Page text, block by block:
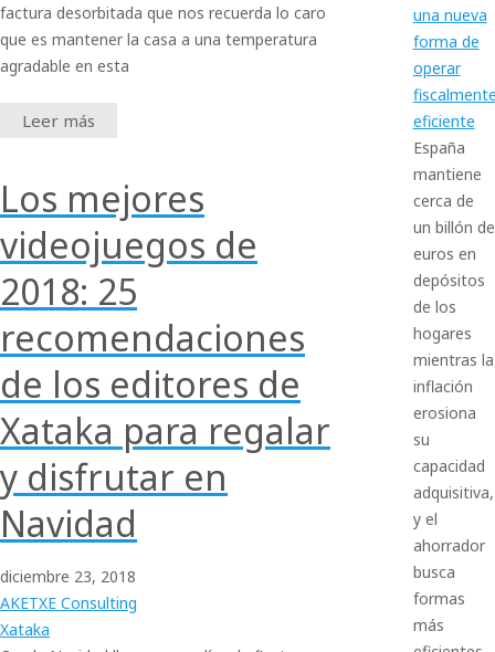
factura desorbitada que nos recuerda lo caro
que es mantener la casa a una temperatura
agradable en esta
Leer más
Los mejores
videojuegos de
2018: 25
recomendaciones
de los editores de
Xataka para regalar
y disfrutar en
Navidad
diciembre 23, 2018
AKETXE Consulting
Xataka
una nueva
forma de
operar
eficiente
España
mantiene
cerca de
un billón de
euros en
depósitos
de los
hogares
mientras la
inflación
erosiona
su
capacidad
adquisitiva,
y el
ahorrador
busca
formas
más